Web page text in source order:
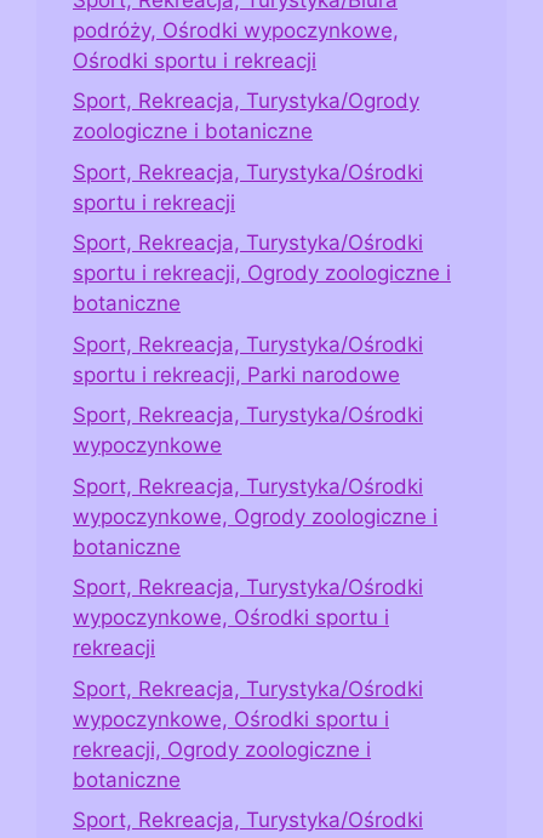
podróży, Ośrodki wypoczynkowe,
Ośrodki sportu i rekreacji
Sport, Rekreacja, Turystyka/Ogrody
zoologiczne i botaniczne
Sport, Rekreacja, Turystyka/Ośrodki
sportu i rekreacji
Sport, Rekreacja, Turystyka/Ośrodki
sportu i rekreacji, Ogrody zoologiczne i
botaniczne
Sport, Rekreacja, Turystyka/Ośrodki
sportu i rekreacji, Parki narodowe
Sport, Rekreacja, Turystyka/Ośrodki
wypoczynkowe
Sport, Rekreacja, Turystyka/Ośrodki
wypoczynkowe, Ogrody zoologiczne i
botaniczne
Sport, Rekreacja, Turystyka/Ośrodki
wypoczynkowe, Ośrodki sportu i
rekreacji
Sport, Rekreacja, Turystyka/Ośrodki
wypoczynkowe, Ośrodki sportu i
rekreacji, Ogrody zoologiczne i
botaniczne
Sport, Rekreacja, Turystyka/Ośrodki